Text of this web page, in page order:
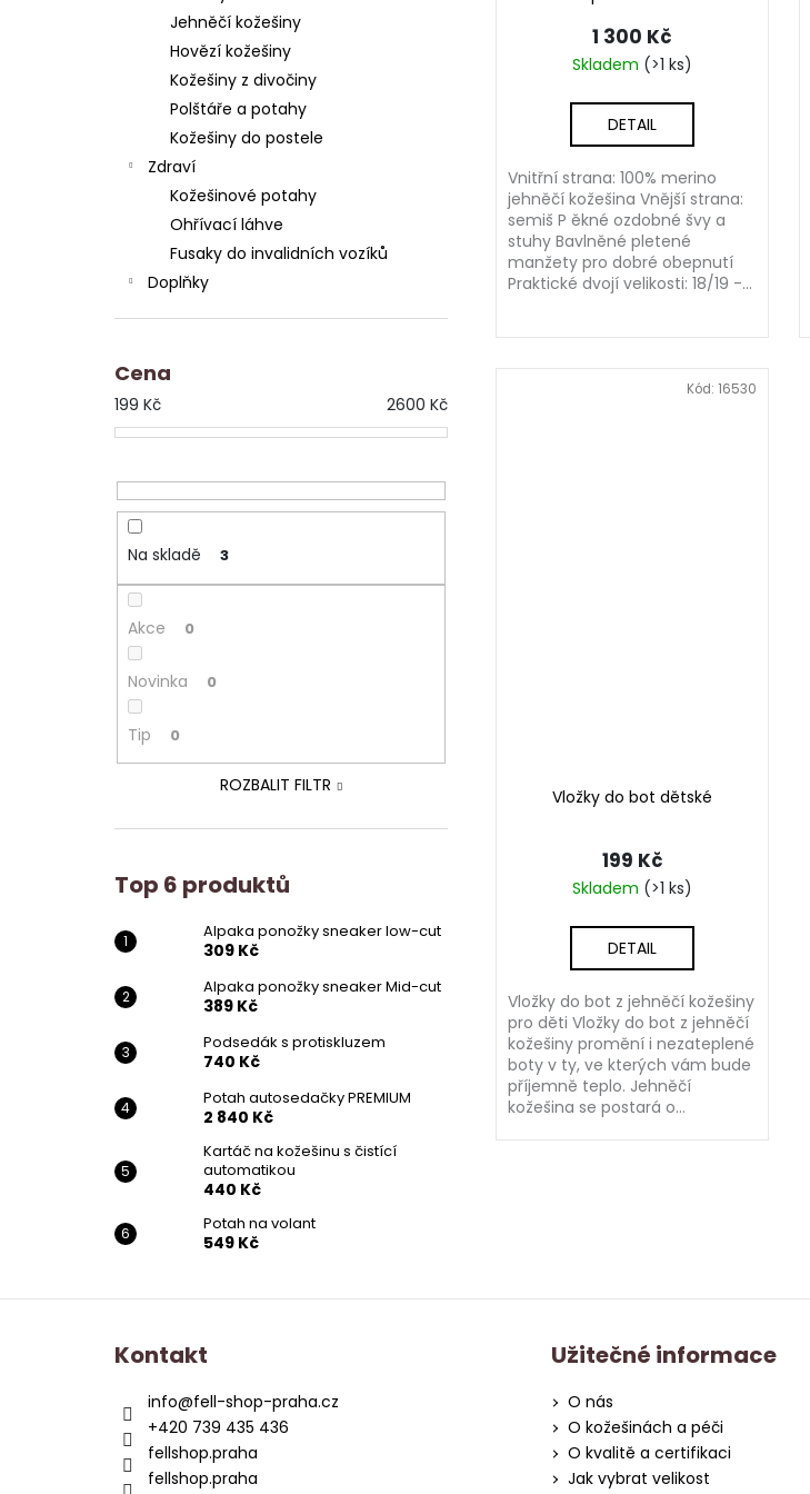
Jehněčí kožešiny
Hovězí kožešiny
Kožešiny z divočiny
Polštáře a potahy
Kožešiny do postele
Zdraví
Kožešinové potahy
Ohřívací láhve
Fusaky do invalidních vozíků
Doplňky
Cena
199 Kč 2600 Kč
Na skladě 3
Akce 0
Novinka 0
Tip 0
ROZBALIT FILTR
Top 6 produktů
Alpaka ponožky sneaker low-cut
309 Kč
Alpaka ponožky sneaker Mid-cut
389 Kč
Podsedák s protiskluzem
740 Kč
Potah autosedačky PREMIUM
2 840 Kč
Kartáč na kožešinu s čistící
automatikou
440 Kč
Potah na volant
549 Kč
Skladem (>1 ks)
1 300 Kč
DETAIL
Vnitřní strana: 100% merino
jehněčí kožešina Vnější strana:
semiš P ěkné ozdobné švy a
stuhy Bavlněné pletené
manžety pro dobré obepnutí
Praktické dvojí velikosti: 18/19 -...
Vložky do bot dětské
Skladem (>1 ks)
199 Kč
DETAIL
Vložky do bot z jehněčí kožešiny
pro děti Vložky do bot z jehněčí
kožešiny promění i nezateplené
boty v ty, ve kterých vám bude
příjemně teplo. Jehněčí
kožešina se postará o...
Kód:16530
Kontakt
info@fell-shop-praha.cz
+420 739 435 436
fellshop.praha
fellshop.praha
Užitečné informace
O nás
O kožešinách a péči
O kvalitě a certifikaci
Jak vybrat velikost